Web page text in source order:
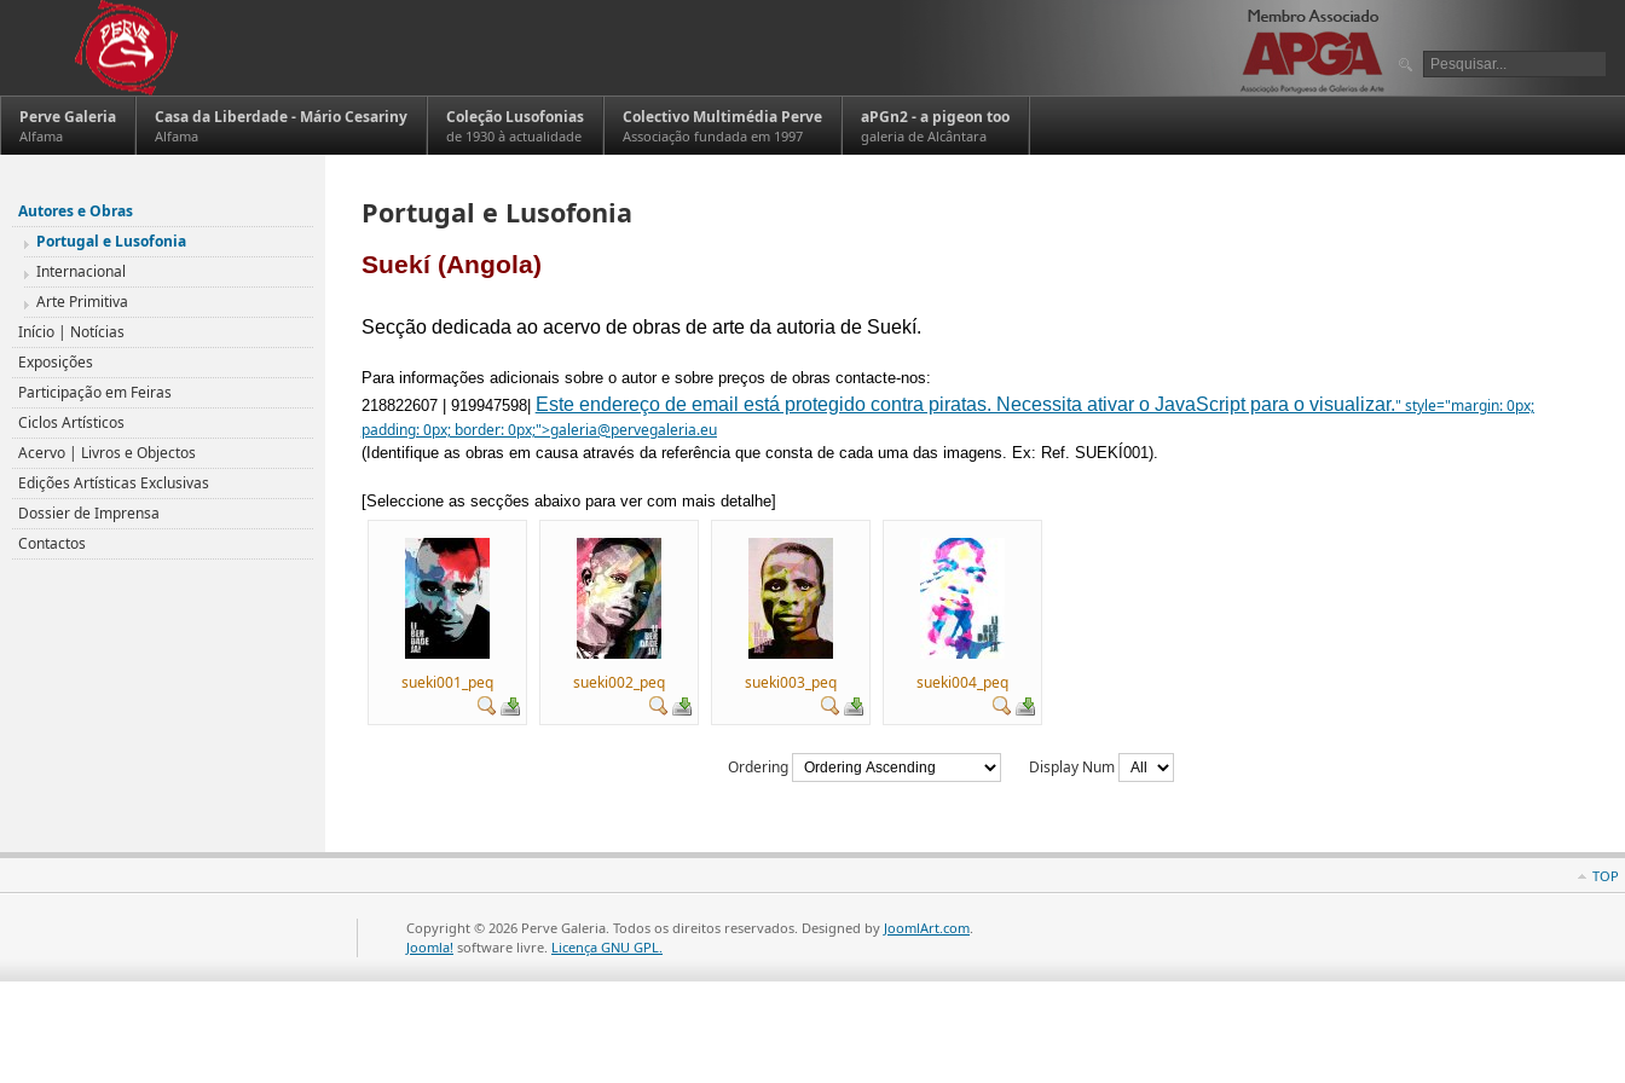
Perve Galeria
Alfama
Casa da Liberdade - Mário Cesariny
Alfama
Coleção Lusofonias
de 1930 à actualidade
Colectivo Multimédia Perve
Associação fundada em 1997
aPGn2 - a pigeon too
galeria de Alcântara
Portugal e Lusofonia
Suekí (Angola)
Secção dedicada ao acervo de obras de arte da autoria de Suekí.
Para informações adicionais sobre o autor e sobre preços de obras contacte-nos:
218822607 | 919947598| Este endereço de email está protegido contra piratas. Necessita ativar o JavaScript para o visualizar." style="margin: 0px;
padding: 0px; border: 0px;">galeria@pervegaleria.eu
(Identifique as obras em causa através da referência que consta de cada uma das imagens. Ex: Ref. SUEKÍ001).
[Seleccione as secções abaixo para ver com mais detalhe]
sueki001_peq sueki002_peq sueki003_peq sueki004_peq
Ordering Display Num
Autores e Obras
Portugal e Lusofonia
Internacional
Arte Primitiva
Início | Notícias
Exposições
Participação em Feiras
Ciclos Artísticos
Acervo | Livros e Objectos
Edições Artísticas Exclusivas
Dossier de Imprensa
Contactos
TOP
Copyright © 2026 Perve Galeria. Todos os direitos reservados. Designed by JoomlArt.com.
Joomla! software livre. Licença GNU GPL.